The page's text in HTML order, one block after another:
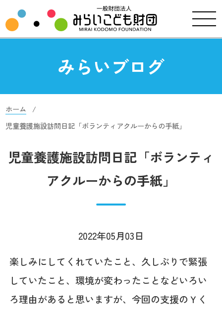
みらいブログ
ホーム
児童養護施設訪問日記「ボランティアクルーからの手紙」
児童養護施設訪問日記「ボランティ
アクルーからの手紙」
2022年05月03日
楽しみにしてくれていたこと、久しぶりで緊張
していたこと、環境が変わったことなどいろい
ろ理由があると思いますが、今回の支援のＹく